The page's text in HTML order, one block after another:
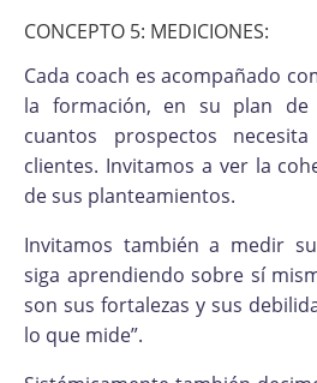
CONCEPTO 5: MEDICIONES:
Cada coach es acompañado
la formación, en su plan de
cuantos prospectos
clientes. Invitamos a ver la
de sus planteamientos.
Invitamos también a medir
siga aprendiendo sobre sí
son sus fortalezas y sus
lo que mide”.